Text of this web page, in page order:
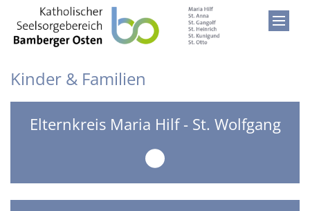
Zum Inhalt springen
Kinder & Familien
Elternkreis Maria Hilf - St. Wolfgang